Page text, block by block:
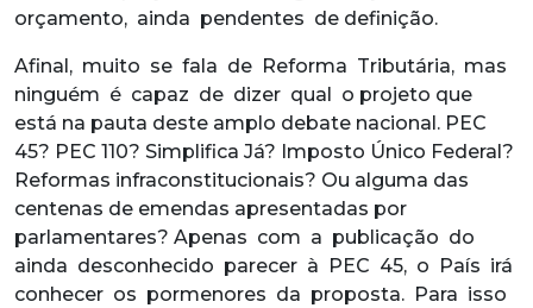
orçamento, ainda pendentes de definição.
Afinal, muito se fala de Reforma Tributária, mas
ninguém é capaz de dizer qual o projeto que
está na pauta deste amplo debate nacional. PEC
45? PEC 110? Simplifica Já? Imposto Único Federal?
Reformas infraconstitucionais? Ou alguma das
centenas de emendas apresentadas por
parlamentares? Apenas com a publicação do
ainda desconhecido parecer à PEC 45, o País irá
conhecer os pormenores da proposta. Para isso